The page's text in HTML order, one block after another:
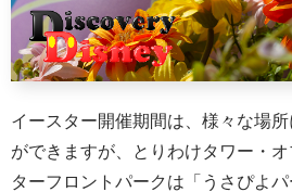
イースター開催期間は、様々な場
ができますが、とりわけタワー・
ターフロントパークは「うさぴよパ